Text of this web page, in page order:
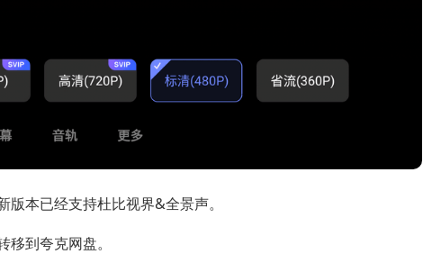
本已经支持杜比视界&全景声。
到夸克网盘。